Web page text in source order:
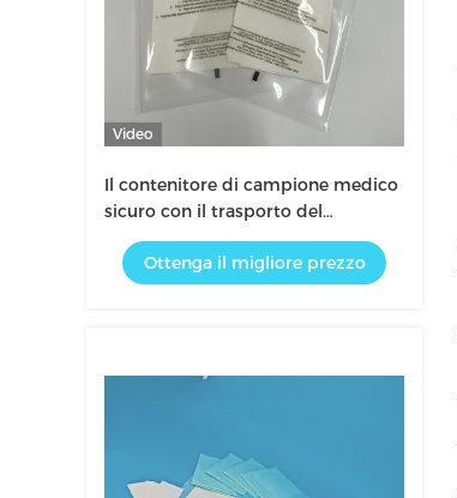
Video
Il contenitore di campione medico
sicuro con il trasporto del
refrigerante di qualità inscatola il
distributore commerciale
assorbente dei sacchetti del
Ottenga il migliore prezzo